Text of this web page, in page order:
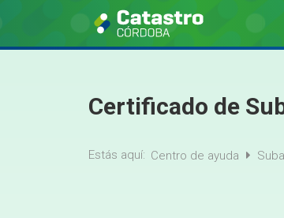
Certificado de
Estás aquí: Centro de ayuda